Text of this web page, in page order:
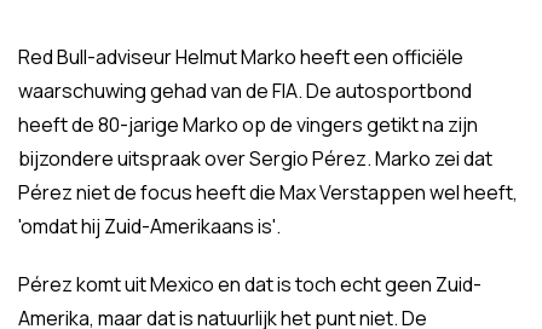
Red Bull-adviseur Helmut Marko heeft een officiële
waarschuwing gehad van de FIA. De autosportbond
heeft de 80-jarige Marko op de vingers getikt na zijn
bijzondere uitspraak over Sergio Pérez. Marko zei dat
Pérez niet de focus heeft die Max Verstappen wel heeft,
'omdat hij Zuid-Amerikaans is'.
Pérez komt uit Mexico en dat is toch echt geen Zuid-
Amerika, maar dat is natuurlijk het punt niet. De